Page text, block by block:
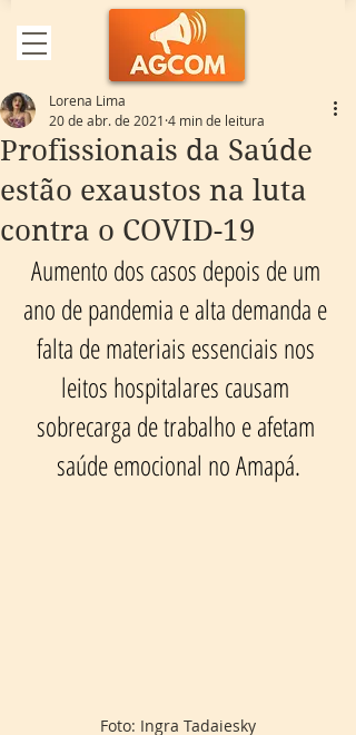
Profissionais da Saúde
estão exaustos na luta
contra o COVID-19
Lorena Lima
20 de abr. de 2021 4 min de leitura
Aumento dos casos depois de um
ano de pandemia e alta demanda e
falta de materiais essenciais nos
leitos hospitalares causam
sobrecarga de trabalho e afetam
saúde emocional no Amapá.
Foto: Ingra Tadaiesky